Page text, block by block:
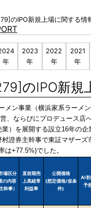
のIPO新規上場に関する情
年
2023
年
2022
年
2021
年
のIPO新規
メン事業（横浜家系ラーメ
、ならびにプロデュース店
）を展開する設立16年の企
村證券主幹事で東証マザーズ
は+77.5%)でした。
場区分
の内容
幹事）
直前期売
上高経常
利益率
公開価格
(想定価格/仮条
件)
AI初
予